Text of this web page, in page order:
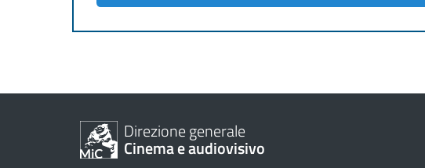
Direzione generale
Cinema e audiovisivo